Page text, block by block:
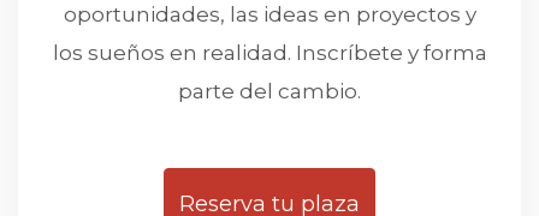
oportunidades, las ideas en proyectos y
los sueños en realidad. Inscríbete y forma
parte del cambio.
Reserva tu plaza